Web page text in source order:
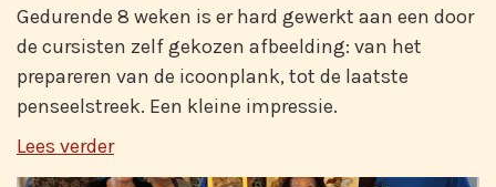
Gedurende 8 weken is er hard gewerkt aan een door
de cursisten zelf gekozen afbeelding: van het
prepareren van de icoonplank, tot de laatste
penseelstreek. Een kleine impressie.
Lees verder